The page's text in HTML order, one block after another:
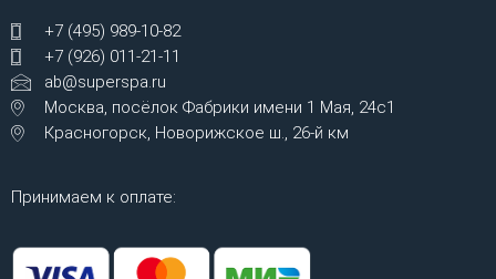
+7 (495) 989-10-82
+7 (926) 011-21-11
ab@superspa.ru
Москва, посёлок Фабрики имени 1 Мая, 24с1
Красногорск, Новорижское ш., 26-й км
Принимаем к оплате: